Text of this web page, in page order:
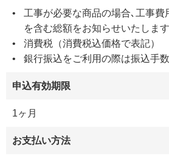
工事が必要な商品の場合､工事費
を含む総額をお知らせいたします
消費税（消費税込価格で表記）
銀行振込をご利用の際は振込手
申込有効期限
1ヶ月
お支払い方法